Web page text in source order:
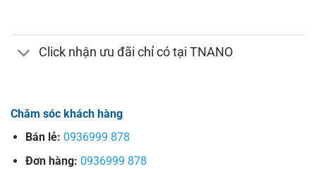
Click nhận ưu đãi chỉ có tại TNANO
Chăm sóc khách hàng
Bán lẻ: 0936999 878
Đơn hàng: 0936999 878